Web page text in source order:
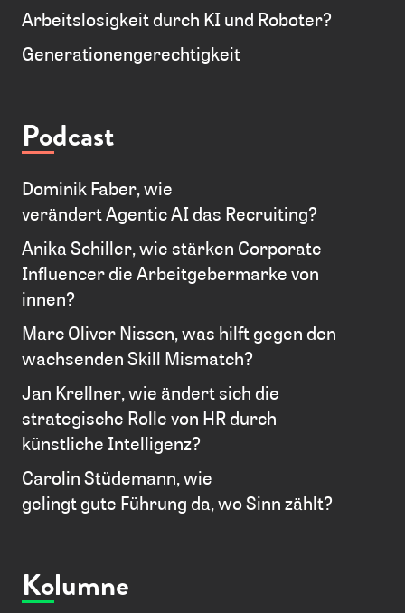
Arbeitslosigkeit durch KI und Roboter?
Generationengerechtigkeit
Podcast
Dominik Faber, wie
verändert Agentic AI das Recruiting?
Anika Schiller, wie stärken Corporate
Influencer die Arbeitgebermarke von
innen?
Marc Oliver Nissen, was hilft gegen den
wachsenden Skill Mismatch?
Jan Krellner, wie ändert sich die
strategische Rolle von HR durch
künstliche Intelligenz?
Carolin Stüdemann, wie
gelingt gute Führung da, wo Sinn zählt?
Kolumne